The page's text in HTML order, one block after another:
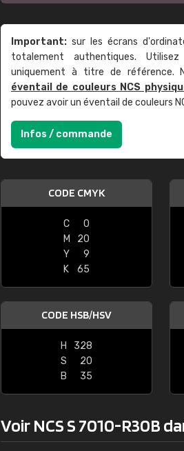
Important: sur les écrans
totalement authentiques.
uniquement à titre de référence.
éventail de couleurs NCS
pouvez avoir un éventail de couleurs
Infos / commande
CODE CMYK
C
0
M
20
Y
9
K
65
CODE HSB/HSV
H
328
S
20
B
35
Voir NCS S 7010-R30B